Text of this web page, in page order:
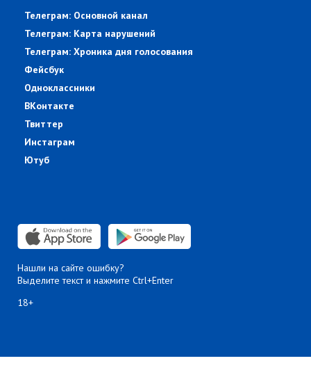
Телеграм: Основной канал
Телеграм: Карта нарушений
Телеграм: Хроника дня голосования
Фейсбук
Одноклассники
ВКонтакте
Твиттер
Инстаграм
Ютуб
Нашли на сайте ошибку?
Выделите текст и нажмите Ctrl+Enter
18+